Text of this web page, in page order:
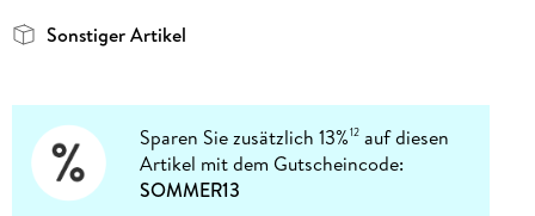
Sonstiger Artikel
Sparen Sie zusätzlich 13%12 auf diesen
Artikel mit dem Gutscheincode:
SOMMER13